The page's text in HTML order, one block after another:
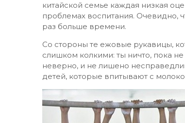
китайской семье каждая низкая
проблемах воспитания. Очевидно,
раз больше времени.
Со стороны те ежовые рукавицы,
слишком колкими: ты ничто, пока
неверно, и не лишено
детей, которые впитывают с